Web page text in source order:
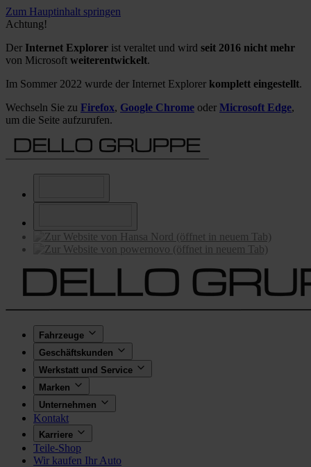
Zum Hauptinhalt springen
Achtung!
Der Internet Explorer ist veraltet und wird seit 2016 nicht mehr
von Microsoft weiterentwickelt.
Im Sommer 2022 wurde der Internet Explorer komplett eingestellt.
Wechseln Sie zu Firefox, Google Chrome oder Microsoft Edge,
um die Seite aufzurufen.
Fahrzeuge
Geschäftskunden
Werkstatt und Service
Marken
Unternehmen
Kontakt
Karriere
Teile-Shop
Wir kaufen Ihr Auto